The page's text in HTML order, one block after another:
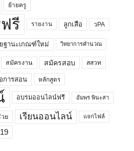
ย้ายครู
รี รายงาน ลูกเสือ วPA
ฐานะเกณฑ์ใหม่ วิทยาการคำนวณ
สมัครงาน สมัครสอบ สสวท
การสอน หลักสูตร
อบรมออนไลน์ฟรี อัมพร พินะสา
ย เรียนออนไลน์ แจกไฟล์